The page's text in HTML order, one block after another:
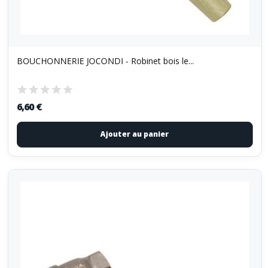
BOUCHONNERIE JOCONDI - Robinet bois le...
6,60 €
Ajouter au panier